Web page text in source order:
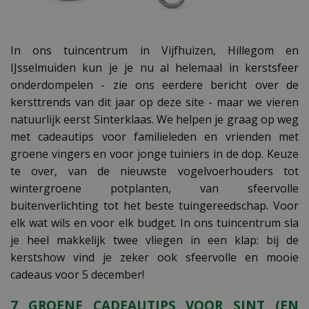
In ons tuincentrum in Vijfhuizen, Hillegom en
IJsselmuiden kun je je nu al helemaal in kerstsfeer
onderdompelen - zie ons eerdere bericht over de
kersttrends van dit jaar op deze site - maar we vieren
natuurlijk eerst Sinterklaas. We helpen je graag op weg
met cadeautips voor familieleden en vrienden met
groene vingers en voor jonge tuiniers in de dop. Keuze
te over, van de nieuwste vogelvoerhouders tot
wintergroene potplanten, van sfeervolle
buitenverlichting tot het beste tuingereedschap. Voor
elk wat wils en voor elk budget. In ons tuincentrum sla
je heel makkelijk twee vliegen in een klap: bij de
kerstshow vind je zeker ook sfeervolle en mooie
cadeaus voor 5 december!